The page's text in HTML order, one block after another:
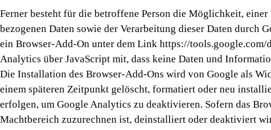
Ferner besteht für die betroffene Person die Möglichkeit,
bezogenen Daten sowie der Verarbeitung dieser Daten durch
ein Browser-Add-On unter dem Link https://
Analytics über JavaScript mit, dass keine Daten und
Die Installation des Browser-Add-Ons wird von Google als
einem späteren Zeitpunkt gelöscht, formatiert oder neu
erfolgen, um Google Analytics zu deaktivieren. Sofern das
Machtbereich zuzurechnen ist, deinstalliert oder deaktiviert